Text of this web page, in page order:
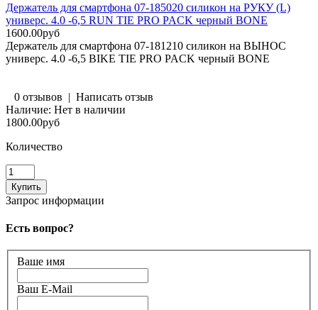
Держатель для смартфона 07-185020 силикон на РУКУ (L)
универс. 4.0 -6,5 RUN TIE PRO PACK черный BONE
1600.00руб
Держатель для смартфона 07-181210 силикон на ВЫНОС
универс. 4.0 -6,5 BIKE TIE PRO PACK черный BONE
0 отзывов | Написать отзыв
Наличие: Нет в наличии
1800.00руб
Количество
Запрос информации
Есть вопрос?
Ваше имя
Ваш E-Mail